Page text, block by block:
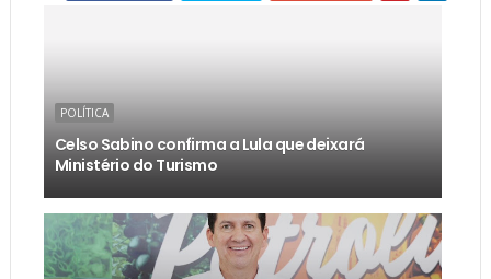
POLÍTICA
Celso Sabino confirma a Lula que deixará
Ministério do Turismo